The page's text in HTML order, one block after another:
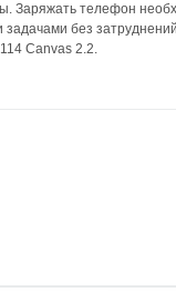
Заряжать телефон
без
Canvas 2.2.